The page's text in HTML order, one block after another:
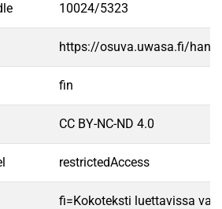
10024/5323
https://osuva.uwasa.fi/
fin
CC BY-NC-ND 4.0
restrictedAccess
fi=Kokoteksti luettavissa